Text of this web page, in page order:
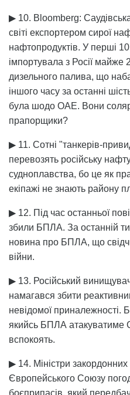
▶ 10. Bloomberg:
світі експортером сирої
нафтопродуктів. У перші
імпортувала з Росії майже
дизельного палива, що
іншого часу за останні
була шодо ОАЕ. Вони
прапорщики?
▶ 11. Сотні "танкерів-
перевозять російську
судноплавства, бо це як
екіпажі не знають району
▶ 12. Під час останньої
збили БПЛА. За останній
новина про БПЛА, що
війни.
▶ 13. Російський
намагався збити
невідомої приналежності.
якийсь БПЛА атакуватиме
вспокоять.
▶ 14. Міністри
Європейського Союзу
боєприпасів, який